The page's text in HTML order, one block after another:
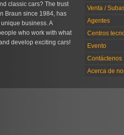
classic cars? The trust
Braun since 1984, has
business. A
who work with what
develop exciting cars!
Venta /
Agentes
Centros
Evento
Contáctenos
Acerca de